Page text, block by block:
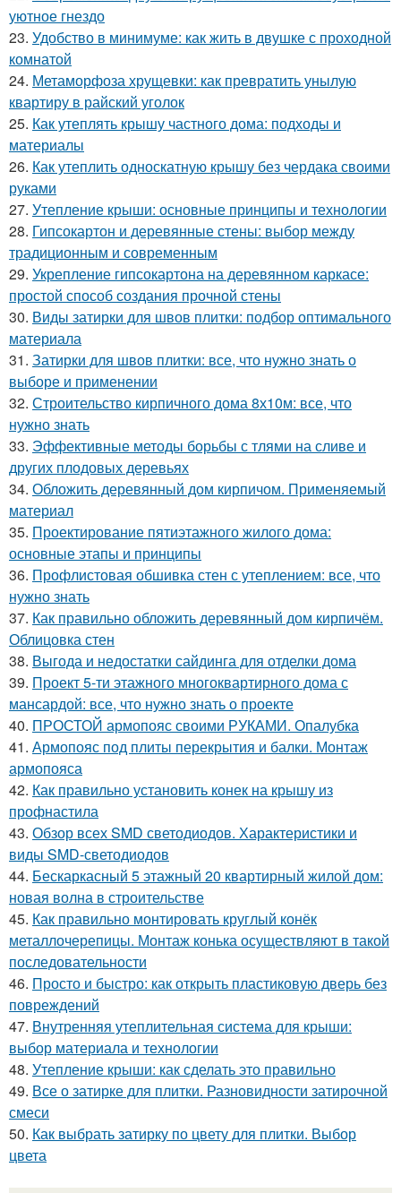
уютное гнездо
23. Удобство в минимуме: как жить в двушке с проходной
комнатой
24. Метаморфоза хрущевки: как превратить унылую
квартиру в райский уголок
25. Как утеплять крышу частного дома: подходы и
материалы
26. Как утеплить односкатную крышу без чердака своими
руками
27. Утепление крыши: основные принципы и технологии
28. Гипсокартон и деревянные стены: выбор между
традиционным и современным
29. Укрепление гипсокартона на деревянном каркасе:
простой способ создания прочной стены
30. Виды затирки для швов плитки: подбор оптимального
материала
31. Затирки для швов плитки: все, что нужно знать о
выборе и применении
32. Строительство кирпичного дома 8х10м: все, что
нужно знать
33. Эффективные методы борьбы с тлями на сливе и
других плодовых деревьях
34. Обложить деревянный дом кирпичом. Применяемый
материал
35. Проектирование пятиэтажного жилого дома:
основные этапы и принципы
36. Профлистовая обшивка стен с утеплением: все, что
нужно знать
37. Как правильно обложить деревянный дом кирпичём.
Облицовка стен
38. Выгода и недостатки сайдинга для отделки дома
39. Проект 5-ти этажного многоквартирного дома с
мансардой: все, что нужно знать о проекте
40. ПРОСТОЙ армопояс своими РУКАМИ. Опалубка
41. Армопояс под плиты перекрытия и балки. Монтаж
армопояса
42. Как правильно установить конек на крышу из
профнастила
43. Обзор всех SMD светодиодов. Характеристики и
виды SMD-светодиодов
44. Бескаркасный 5 этажный 20 квартирный жилой дом:
новая волна в строительстве
45. Как правильно монтировать круглый конёк
металлочерепицы. Монтаж конька осуществляют в такой
последовательности
46. Просто и быстро: как открыть пластиковую дверь без
повреждений
47. Внутренняя утеплительная система для крыши:
выбор материала и технологии
48. Утепление крыши: как сделать это правильно
49. Все о затирке для плитки. Разновидности затирочной
смеси
50. Как выбрать затирку по цвету для плитки. Выбор
цвета